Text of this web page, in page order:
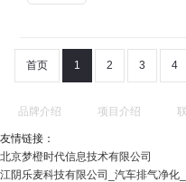
首页 1 2 3 4
品牌介绍 项目介绍
友情链接：
北京梦橙时代信息技术有限公司
江阴乐麦科技有限公司_汽车排气净化